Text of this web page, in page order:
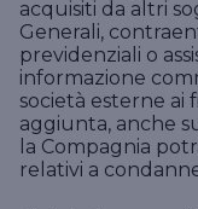
acquisiti da altri
Generali,
previdenziali o
informazione
società esterne ai
aggiunta, anche
la Compagnia
relativi a